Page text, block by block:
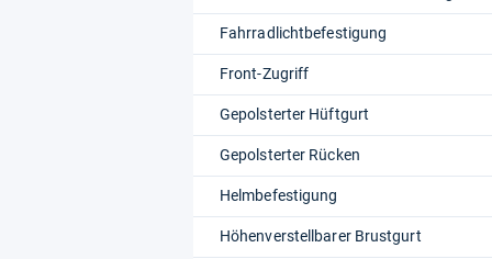
Fahrradlichtbefestigung
Front-Zugriff
Gepolsterter Hüftgurt
Gepolsterter Rücken
Helmbefestigung
Höhenverstellbarer Brustgurt